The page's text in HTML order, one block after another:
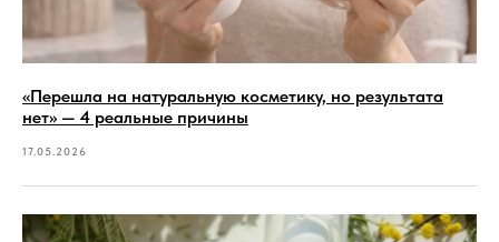
«Перешла на натуральную косметику, но результата
нет» — 4 реальные причины
17.05.2026